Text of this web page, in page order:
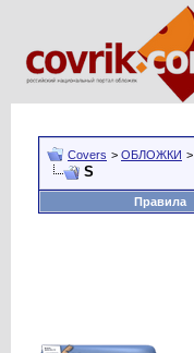
Covers > ОБЛОЖКИ >
S
Правила